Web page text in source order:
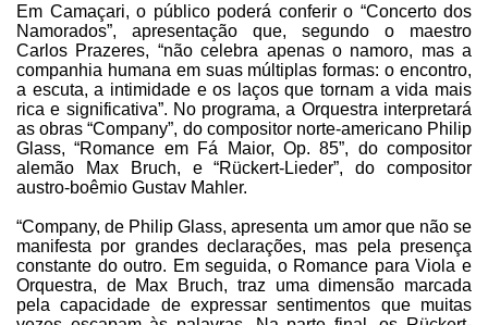
Em Camaçari, o público poderá conferir o “Concerto dos
Namorados”, apresentação que, segundo o maestro
Carlos Prazeres, “não celebra apenas o namoro, mas a
companhia humana em suas múltiplas formas: o encontro,
a escuta, a intimidade e os laços que tornam a vida mais
rica e significativa”. No programa, a Orquestra interpretará
as obras “Company”, do compositor norte-americano Philip
Glass, “Romance em Fá Maior, Op. 85”, do compositor
alemão Max Bruch, e “Rückert-Lieder”, do compositor
austro-boêmio Gustav Mahler.
“Company, de Philip Glass, apresenta um amor que não se
manifesta por grandes declarações, mas pela presença
constante do outro. Em seguida, o Romance para Viola e
Orquestra, de Max Bruch, traz uma dimensão marcada
pela capacidade de expressar sentimentos que muitas